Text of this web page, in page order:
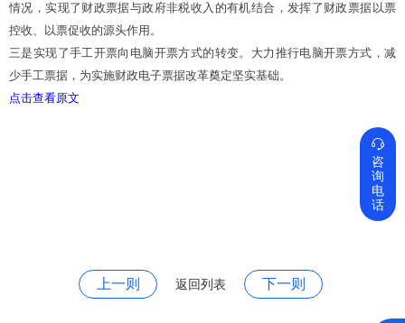
情况，实现了财政票据与政府非税收入的有机结合，发挥了财政票据以票
控收、以票促收的源头作用。
三是实现了手工开票向电脑开票方式的转变。大力推行电脑开票方式，减
少手工票据，为实施财政电子票据改革奠定坚实基础。
点击查看原文
上一则 返回列表 下一则

咨
询
电
话